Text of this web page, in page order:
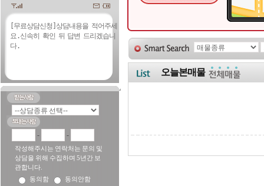
- -
작성해주시는 연락처는 문의 및
상담을 위해 수집하며 5년간 보
관합니다.
동의함
동의안함
오늘본매물